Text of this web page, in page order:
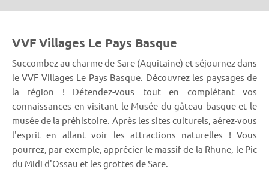
VVF Villages Le Pays Basque
Succombez au charme de Sare (Aquitaine) et séjournez dans
le VVF Villages Le Pays Basque. Découvrez les paysages de
la région ! Détendez-vous tout en complétant vos
connaissances en visitant le Musée du gâteau basque et le
musée de la préhistoire. Après les sites culturels, aérez-vous
l'esprit en allant voir les attractions naturelles ! Vous
pourrez, par exemple, apprécier le massif de la Rhune, le Pic
du Midi d'Ossau et les grottes de Sare.